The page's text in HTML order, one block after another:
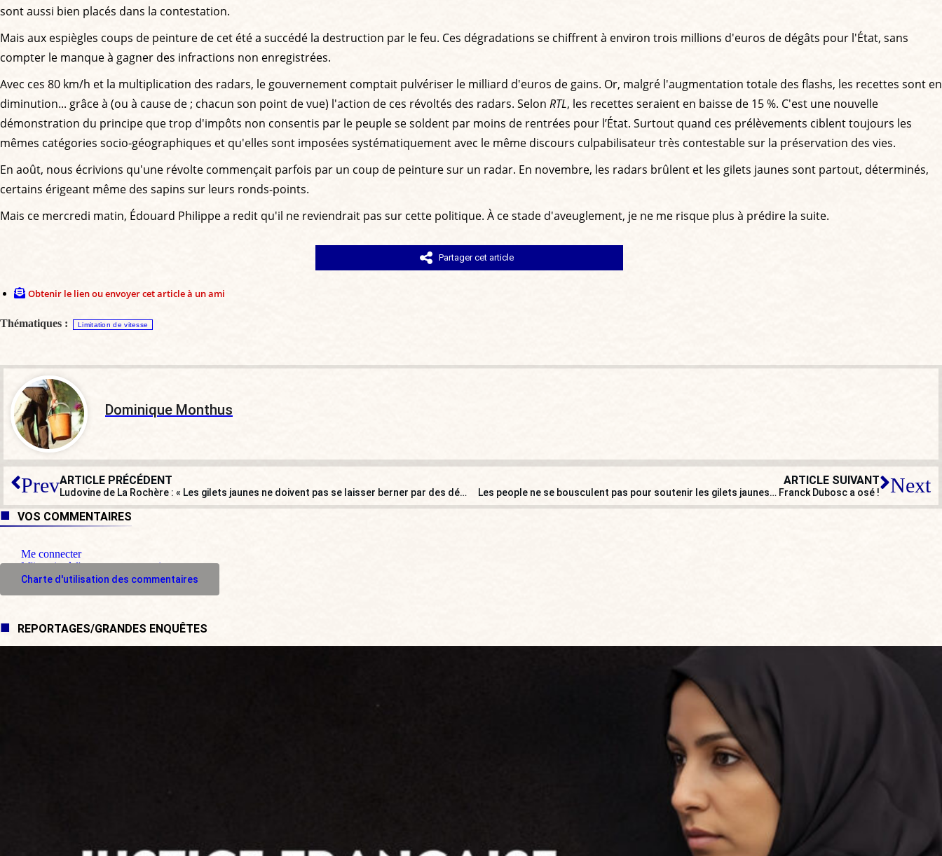
sont aussi bien placés dans la contestation.
Mais aux espiègles coups de peinture de cet été a succédé la destruction par le feu. Ces dégradations se chiffrent à environ trois millions d'euros de dégâts pour l'État, sans
compter le manque à gagner des infractions non enregistrées.
Avec ces 80 km/h et la multiplication des radars, le gouvernement comptait pulvériser le milliard d'euros de gains. Or, malgré l'augmentation totale des flashs, les recettes sont en
diminution... grâce à (ou à cause de ; chacun son point de vue) l'action de ces révoltés des radars. Selon RTL, les recettes seraient en baisse de 15 %. C'est une nouvelle
démonstration du principe que trop d'impôts non consentis par le peuple se soldent par moins de rentrées pour l’État. Surtout quand ces prélèvements ciblent toujours les
mêmes catégories socio-géographiques et qu'elles sont imposées systématiquement avec le même discours culpabilisateur très contestable sur la préservation des vies.
En août, nous écrivions qu'une révolte commençait parfois par un coup de peinture sur un radar. En novembre, les radars brûlent et les gilets jaunes sont partout, déterminés,
certains érigeant même des sapins sur leurs ronds-points.
Mais ce mercredi matin, Édouard Philippe a redit qu'il ne reviendrait pas sur cette politique. À ce stade d'aveuglement, je ne me risque plus à prédire la suite.
Partager cet article
Obtenir le lien ou envoyer cet article à un ami
Thématiques : Limitation de vitesse
Dominique Monthus
PrevARTICLE PRÉCÉDENT
Ludovine de La Rochère : « Les gilets jaunes ne doivent pas se laisser berner par des débats en région ! »
ARTICLE SUIVANT
Les people ne se bousculent pas pour soutenir les gilets jaunes… Franck Dubosc a osé ! Next
VOS COMMENTAIRES
Me connecter
M'inscrire à l'espace commentaire
Charte d'utilisation des commentaires
REPORTAGES/GRANDES ENQUÊTES